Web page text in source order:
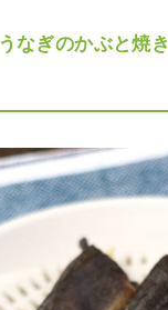
うなぎのかぶと焼き